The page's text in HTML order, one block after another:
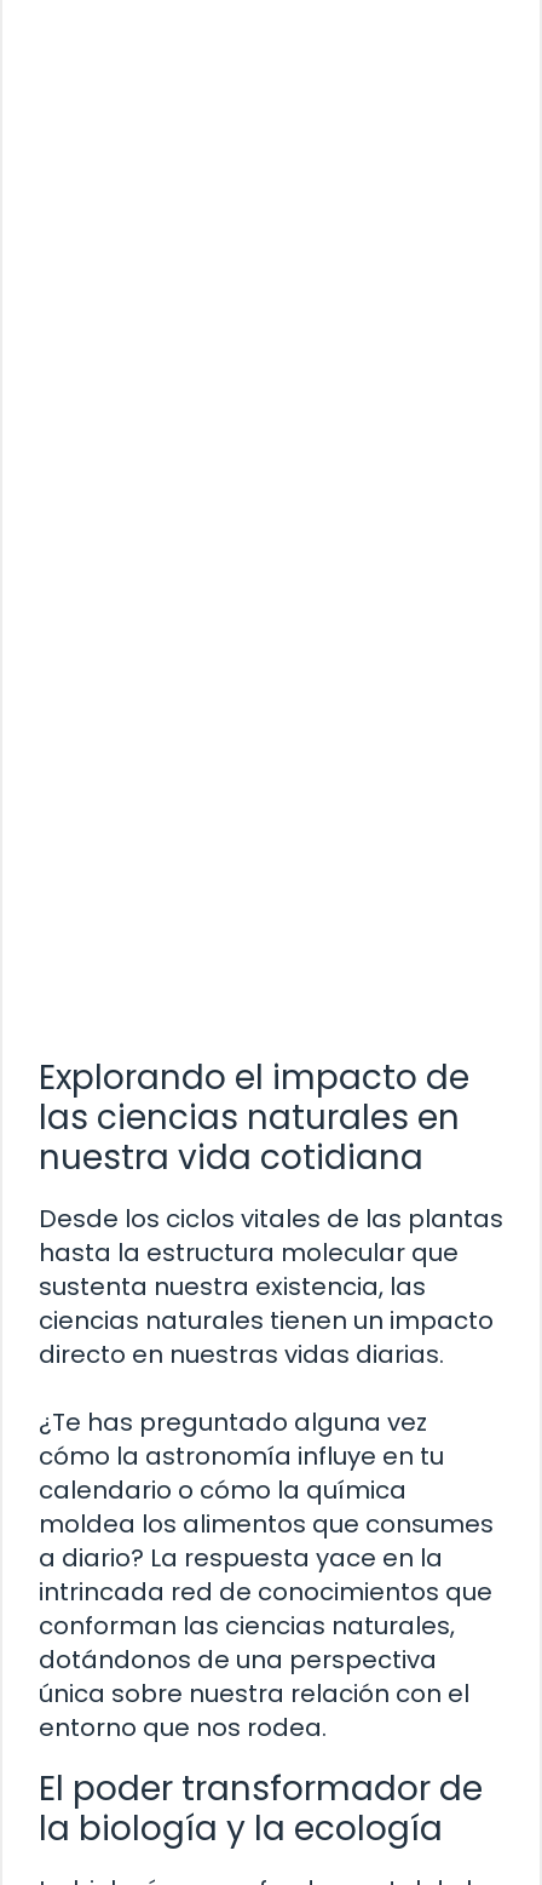
Explorando el impacto de
las ciencias naturales en
nuestra vida cotidiana
Desde los ciclos vitales de las plantas
hasta la estructura molecular que
sustenta nuestra existencia, las
ciencias naturales tienen un impacto
directo en nuestras vidas diarias.
¿Te has preguntado alguna vez
cómo la astronomía influye en tu
calendario o cómo la química
moldea los alimentos que consumes
a diario? La respuesta yace en la
intrincada red de conocimientos que
conforman las ciencias naturales,
dotándonos de una perspectiva
única sobre nuestra relación con el
entorno que nos rodea.
El poder transformador de
la biología y la ecología